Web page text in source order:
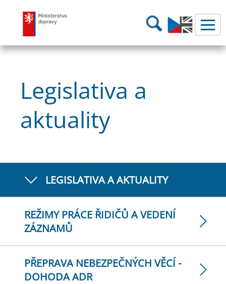
Ministerstvo dopravy Hledání
Legislativa a
aktuality
LEGISLATIVA A AKTUALITY
REŽIMY PRÁCE ŘIDIČŮ A VEDENÍ
ZÁZNAMŮ
PŘEPRAVA NEBEZPEČNÝCH VĚCÍ -
DOHODA ADR